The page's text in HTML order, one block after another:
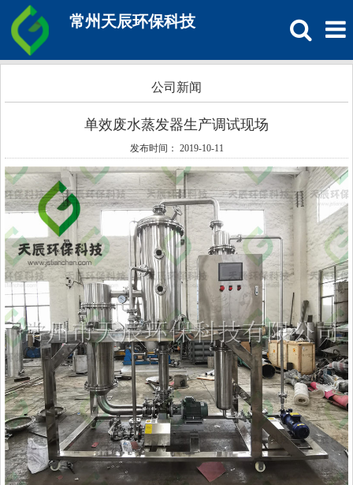
常州天辰环保科技
公司新闻
单效废水蒸发器生产调试现场
发布时间： 2019-10-11